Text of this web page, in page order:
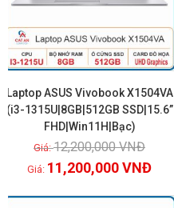
Xem chi tiết
Laptop ASUS Vivobook X1504VA
(i3-1315U|8GB|512GB SSD|15.6”
FHD|Win11H|Bạc)
12,200,000VNĐ
11,200,000VNĐ
GIẢM GIÁ!